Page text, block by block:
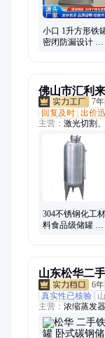
小口 1升方形铁
密闭防漏设计 稀
佛山市汇利
7年
回复及时 出价
主营： 激光切割
色板、压花板、
工罐、纹彩板、
弯、铁板铝板、
工储罐、水沟天
304不锈钢化工材
料食品级储罐 卧
山东松华二
6年
真实性已核验
主营： 浓缩蒸发
循环蒸发器、卧
机、推料离心机